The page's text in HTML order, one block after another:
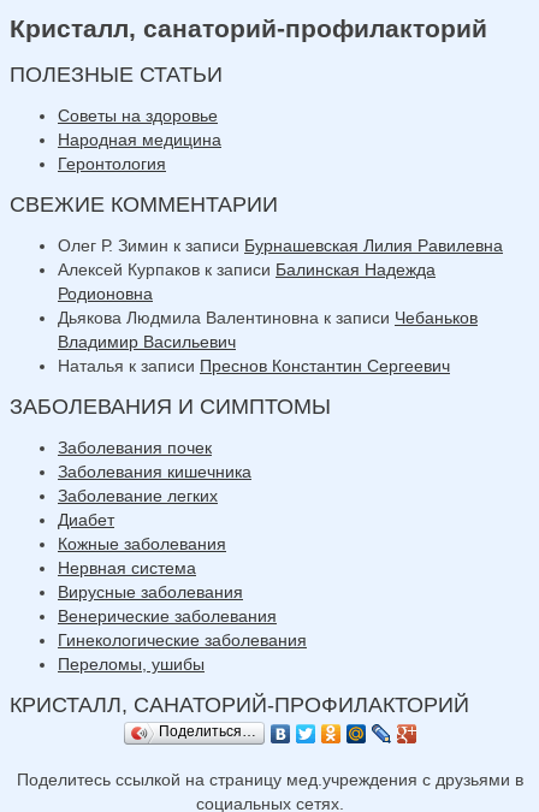
Кристалл, санаторий-профилакторий
ПОЛЕЗНЫЕ СТАТЬИ
Советы на здоровье
Народная медицина
Геронтология
СВЕЖИЕ КОММЕНТАРИИ
Олег Р. Зимин к записи Бурнашевская Лилия Равилевна
Алексей Курпаков к записи Балинская Надежда
Родионовна
Дьякова Людмила Валентиновна к записи Чебаньков
Владимир Васильевич
Наталья к записи Преснов Константин Сергеевич
ЗАБОЛЕВАНИЯ И СИМПТОМЫ
Заболевания почек
Заболевания кишечника
Заболевание легких
Диабет
Кожные заболевания
Нервная система
Вирусные заболевания
Венерические заболевания
Гинекологические заболевания
Переломы, ушибы
КРИСТАЛЛ, САНАТОРИЙ-ПРОФИЛАКТОРИЙ
Поделиться…
Поделитесь ссылкой на страницу мед.учреждения с друзьями в
социальных сетях.